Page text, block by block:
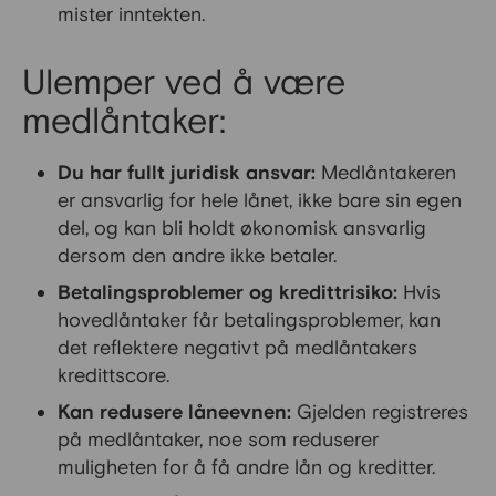
mister inntekten.
Ulemper ved å være
medlåntaker:
Du har fullt juridisk ansvar: Medlåntakeren
er ansvarlig for hele lånet, ikke bare sin egen
del, og kan bli holdt økonomisk ansvarlig
dersom den andre ikke betaler.
Betalingsproblemer og kredittrisiko: Hvis
hovedlåntaker får betalingsproblemer, kan
det reflektere negativt på medlåntakers
kredittscore.
Kan redusere låneevnen: Gjelden registreres
på medlåntaker, noe som reduserer
muligheten for å få andre lån og kreditter.